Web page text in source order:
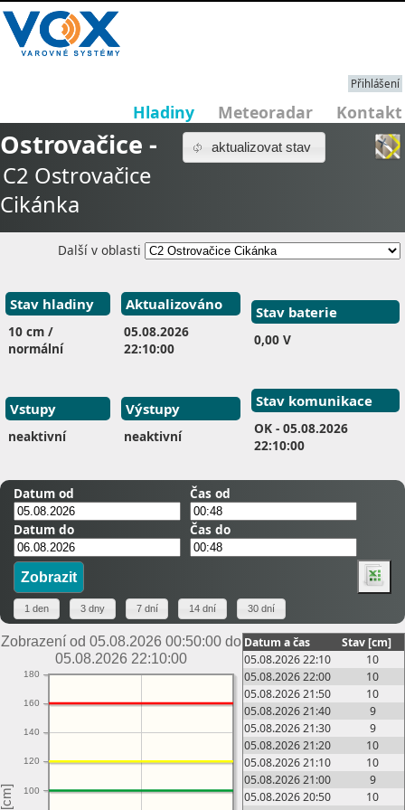
Přihlášení
Hladiny Meteoradar Kontakt
aktualizovat stav
Ostrovačice -
C2 Ostrovačice
Cikánka
Další v oblasti
Stav hladiny
10 cm /
normální
Aktualizováno
05.08.2026
22:10:00
Stav baterie
0,00 V
Vstupy
neaktivní
Výstupy
neaktivní
Stav komunikace
OK - 05.08.2026
22:10:00
Datum od Čas od
Datum do Čas do
Zobrazení od 05.08.2026 00:50:00 do
05.08.2026 22:10:00
100
120
140
160
180
Datum a čas
Stav [cm]
05.08.2026 22:10
10
05.08.2026 22:00
10
05.08.2026 21:50
10
05.08.2026 21:40
9
05.08.2026 21:30
9
05.08.2026 21:20
10
05.08.2026 21:10
10
05.08.2026 21:00
9
05.08.2026 20:50
10